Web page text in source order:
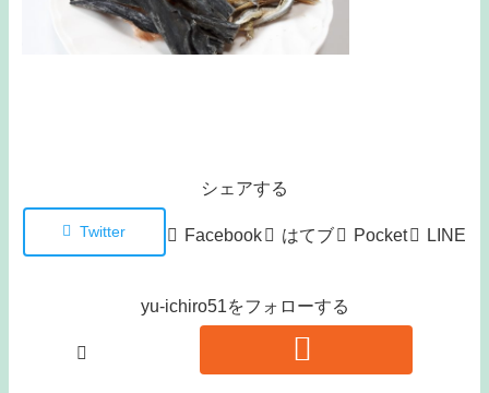
シェアする
Twitter Facebook はてブ Pocket LINE
yu-ichiro51をフォローする